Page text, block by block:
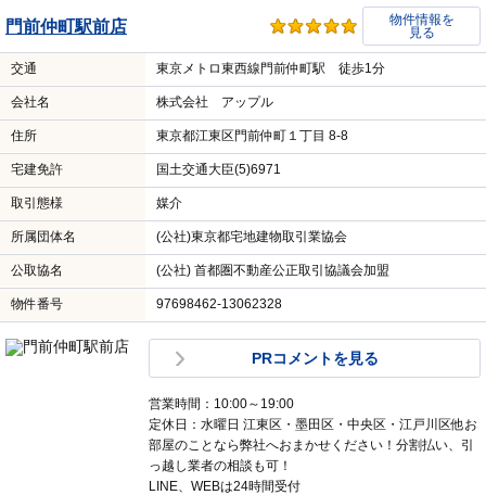
門前仲町駅前店
物件情報を
見る
交通 東京メトロ東西線門前仲町駅 徒歩1分
会社名 株式会社 アップル
住所 東京都江東区門前仲町１丁目 8-8
宅建免許 国土交通大臣(5)6971
取引態様 媒介
所属団体名 (公社)東京都宅地建物取引業協会
公取協名 (公社) 首都圏不動産公正取引協議会加盟
物件番号 97698462-13062328
PRコメントを見る
営業時間：10:00～19:00
定休日：水曜日 江東区・墨田区・中央区・江戸川区他お
部屋のことなら弊社へおまかせください！分割払い、引
っ越し業者の相談も可！
LINE、WEBは24時間受付